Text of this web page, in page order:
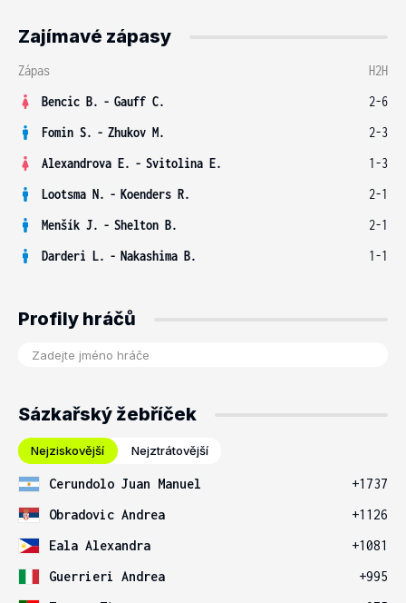
Zajímavé zápasy
Zápas
H2H
Bencic B. - Gauff C.
2-6
Fomin S. - Zhukov M.
2-3
Alexandrova E. - Svitolina E.
1-3
Lootsma N. - Koenders R.
2-1
Menšík J. - Shelton B.
2-1
Darderi L. - Nakashima B. 1-1
Profily hráčů
Sázkařský žebříček
Nejziskovější Nejztrátovější
Cerundolo Juan Manuel
+1737
Obradovic Andrea
+1126
Eala Alexandra
+1081
Guerrieri Andrea
+995